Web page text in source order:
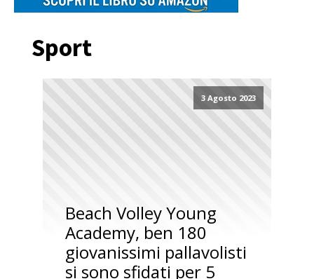
Sport
3 Agosto 2023
Beach Volley Young
Academy, ben 180
giovanissimi pallavolisti
si sono sfidati per 5